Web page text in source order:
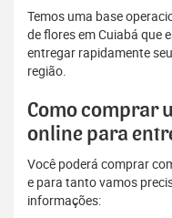
Temos uma base
de flores em Cuiabá que
entregar rapidamente
região.
Como comprar
online para
Você poderá comprar
e para tanto vamos
informações: